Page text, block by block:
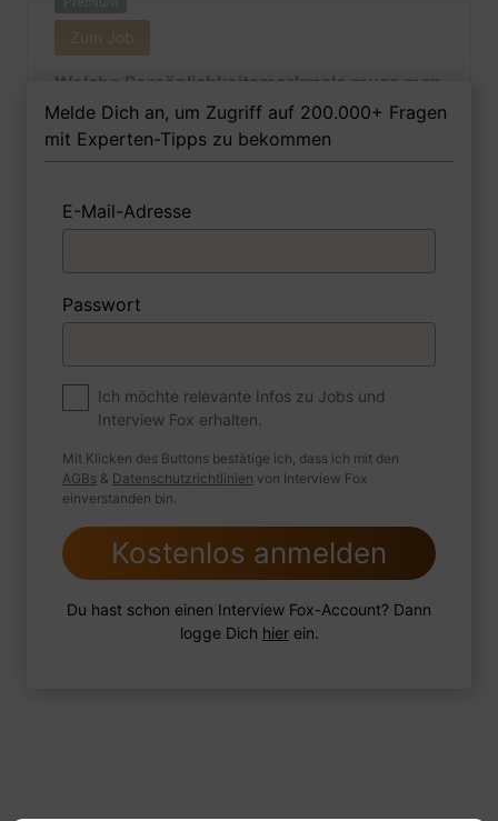
Zum Job
Welche Persönlichkeitsmerkmale muss man
als Ingenieurin - Bauphysik Ihrer Meinung
nach besitzen, um in dem Job erfolgreich zu
sein?
1 FoxTipp Antwort schreiben Audio aufnehmen
Wie sind Sie mit einer Situation
umgegangen, in der Sie einen
leistungsschwachen Mitarbeiter hatten?
Melde Dich an, um Zugriff auf 200.000+ Fragen
mit Experten-Tipps zu bekommen
E-Mail-Adresse
Passwort
Ich möchte relevante Infos zu Jobs und
Interview Fox erhalten.
Mit Klicken des Buttons bestätige ich, dass ich mit den
AGBs & Datenschutzrichtlinien von Interview Fox
einverstanden bin.
Kostenlos anmelden
Du hast schon einen Interview Fox-Account? Dann
logge Dich hierein.